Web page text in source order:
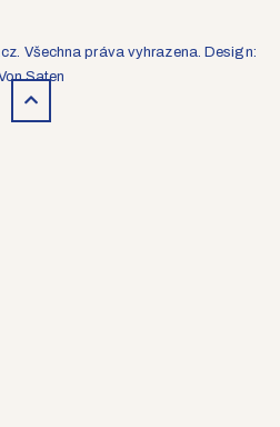
Všechna práva vyhrazena. Design:
Saten